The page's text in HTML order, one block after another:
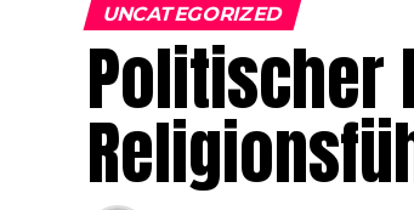
UNCATEGORIZED
Politischer